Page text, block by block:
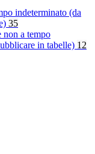
indeterminato (da
35
non a tempo
in tabelle) 12